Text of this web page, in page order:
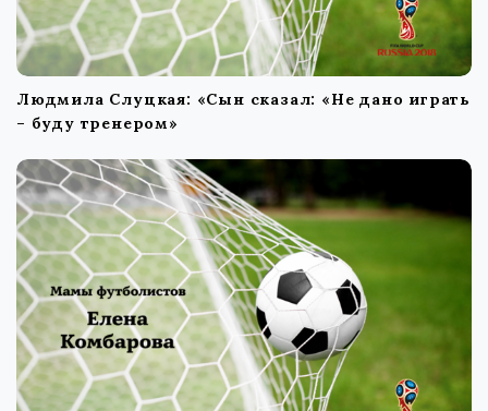
Людмила Слуцкая: «Сын сказал: «Не дано играть
– буду тренером»